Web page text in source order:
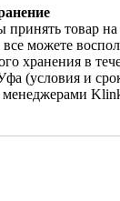
товар на
можете
хранения в
(условия и
менеджерами